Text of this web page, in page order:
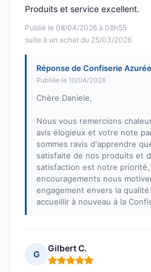
Publié le 08/04/2026 à 08h55
suite à un achat du 25/03/2026
Produits et service excellent.
Réponse de Confiserie
Publiée le 10/04/2026
Chère Daniele,
Nous vous remercions
avis élogieux et votre note
sommes ravis d'apprendre
satisfaite de nos produits et
satisfaction est notre
encouragements nous
engagement envers la
accueillir à nouveau à la
G
Gilbert C.
Note : 5 sur 5